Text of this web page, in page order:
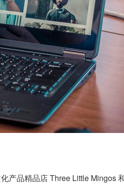
产品精品店 Three Little